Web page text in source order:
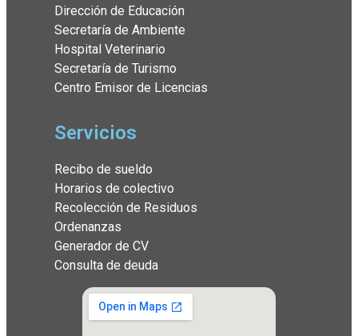
Dirección de Educación
Secretaría de Ambiente
Hospital Veterinario
Secretaría de Turismo
Centro Emisor de Licencias
Servicios
Recibo de sueldo
Horarios de colectivo
Recolección de Residuos
Ordenanzas
Generador de CV
Consulta de deuda